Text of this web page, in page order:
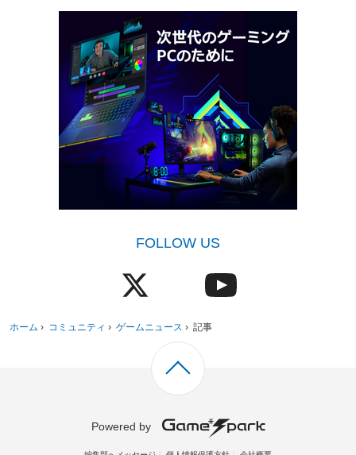
FOLLOW US
ホーム › コミュニティ › ゲームニュース › 記事
Powered by